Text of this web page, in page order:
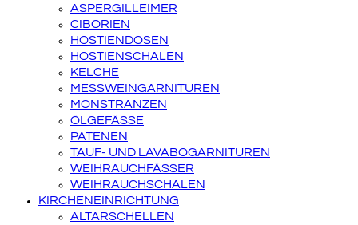
ASPERGILLEIMER
CIBORIEN
HOSTIENDOSEN
HOSTIENSCHALEN
KELCHE
MESSWEINGARNITUREN
MONSTRANZEN
ÖLGEFÄSSE
PATENEN
TAUF- UND LAVABOGARNITUREN
WEIHRAUCHFÄSSER
WEIHRAUCHSCHALEN
KIRCHENEINRICHTUNG
ALTARSCHELLEN